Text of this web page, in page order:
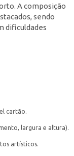
A composição
sendo
dificuldades
cartão.
largura e altura).
artísticos.